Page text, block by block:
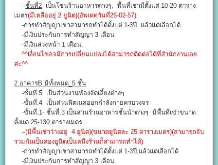
–ชั้นที่2 เป็นโซนร้านอาหารต่างๆ, พื้นที่เช่ามีตั้งแต่ 10-20 ตาราง
เมตร(มีเหลืออยู่ 2 ยูนิต)(อัพเดทวันที่25-02-57)
-การทำสัญญาเช่าสามารถทำได้ตั้งแต่ 1-3ปี แล้วแต่เลือกได้
-มีเงินประกันการทำสัญญา 3 เดือน
-มีเงินล่วงหน้า 1 เดือน.
^^เงื่อนไขอจมีการเปลี่ยนแปลงได้สามารถติดต่อได้ที่สำนักงานเลย
ค่ะ^^
2.อาคารB มีทั้งหมด_5 ชั้น
-ชั้นที่.5 เป็นส่วนงานห้องจัดเลี้ยงต่างๆ
-ชั้นที่.4 เป็นส่วนฟิตเนสออกกำลังกายครบวงจร
-ชั้นที่.1- ชั้นที่.3 เป็นส่วนร้านอาหารชั้นนำต่างๆ มีพื้นที่เช่าขนาด
ตั้งแต่ 25-130 ตารางเมตร.
–(มีพื้นเช่าว่างอยู่ 4 ยูนิต)(ขนาดยูนิตละ 25 ตารางเมตร)(สามารถจับ
รวมกันเป็นสองยูนิตเป็นหนึ่งร้านก็สามารถทำได้)
-การทำสัญญาเช่าสามารถทำได้ตั้งแต่ 1-3ปี,แล้วแต่เลือกได้
-มีเงินประกันการทำสัญญา 3 เดือน